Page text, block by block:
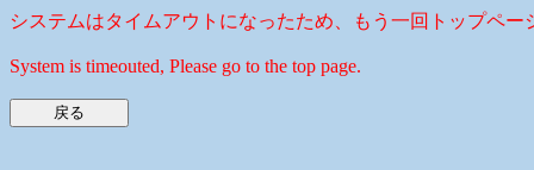
システムはタイムアウトになったため、もう一回トップペー
System is timeouted, Please go to the top page.